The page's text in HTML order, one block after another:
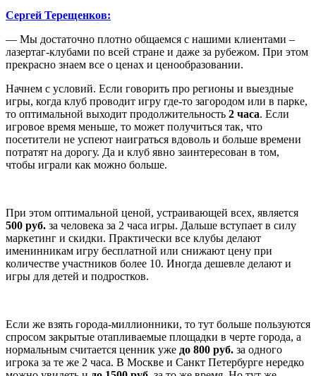
Сергей Терещенков:
— Мы достаточно плотно общаемся с нашими клиентами –
лазертаг-клубами по всей стране и даже за рубежом. При этом
прекрасно знаем все о ценах и ценообразовании.
Начнем с условий. Если говорить про регионы и выездные
игры, когда клуб проводит игру где-то загородом или в парке,
то оптимальной выходит продолжительность 2 часа. Если
игровое время меньше, то может получиться так, что
посетители не успеют наиграться вдоволь и больше времени
потратят на дорогу. Да и клуб явно заинтересован в том,
чтобы играли как можно больше.
При этом оптимальной ценой, устраивающей всех, является
500 руб. за человека за 2 часа игры. Дальше вступает в силу
маркетинг и скидки. Практически все клубы делают
именинникам игру бесплатной или снижают цену при
количестве участников более 10. Иногда дешевле делают и
игры для детей и подростков.
Если же взять города-миллионники, то тут больше пользуются
спросом закрытые отапливаемые площадки в черте города, а
нормальным считается ценник уже до 800 руб. за одного
игрока за те же 2 часа. В Москве и Санкт Петербурге нередко